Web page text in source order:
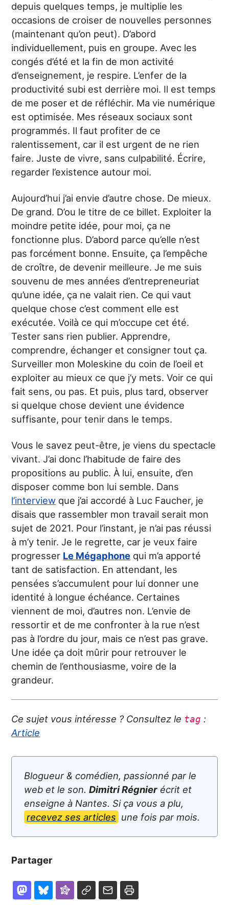
depuis quelques temps, je multiplie les
occasions de croiser de nouvelles personnes
(maintenant qu’on peut). D’abord
individuellement, puis en groupe. Avec les
congés d’été et la fin de mon activité
d’enseignement, je respire. L’enfer de la
productivité subi est derrière moi. Il est temps
de me poser et de réfléchir. Ma vie numérique
est optimisée. Mes réseaux sociaux sont
programmés. Il faut profiter de ce
ralentissement, car il est urgent de ne rien
faire. Juste de vivre, sans culpabilité. Écrire,
regarder l’existence autour moi.
Aujourd’hui j’ai envie d’autre chose. De mieux.
De grand. D’ou le titre de ce billet. Exploiter la
moindre petite idée, pour moi, ça ne
fonctionne plus. D’abord parce qu’elle n’est
pas forcément bonne. Ensuite, ça l’empêche
de croître, de devenir meilleure. Je me suis
souvenu de mes années d’entrepreneuriat
qu’une idée, ça ne valait rien. Ce qui vaut
quelque chose c’est comment elle est
exécutée. Voilà ce qui m’occupe cet été.
Tester sans rien publier. Apprendre,
comprendre, échanger et consigner tout ça.
Surveiller mon Moleskine du coin de l’oeil et
exploiter au mieux ce que j’y mets. Voir ce qui
fait sens, ou pas. Et puis, plus tard, observer
si quelque chose devient une évidence
suffisante, pour tenir dans le temps.
Vous le savez peut-être, je viens du spectacle
vivant. J’ai donc l’habitude de faire des
propositions au public. À lui, ensuite, d’en
disposer comme bon lui semble. Dans
l’interview que j’ai accordé à Luc Faucher, je
disais que rassembler mon travail serait mon
sujet de 2021. Pour l’instant, je n’ai pas réussi
à m’y tenir. Je le regrette, car je veux faire
progresser Le Mégaphone qui m’a apporté
tant de satisfaction. En attendant, les
pensées s’accumulent pour lui donner une
identité à longue échéance. Certaines
viennent de moi, d’autres non. L’envie de
ressortir et de me confronter à la rue n’est
pas à l’ordre du jour, mais ce n’est pas grave.
Une idée ça doit mûrir pour retrouver le
chemin de l’enthousiasme, voire de la
grandeur.
Ce sujet vous intéresse ? Consultez le tag :
Article
Blogueur & comédien, passionné par le
web et le son.Dimitri Régnier écrit et
enseigne à Nantes. Si ça vous a plu,
recevez ses articles une fois par mois.
Partager